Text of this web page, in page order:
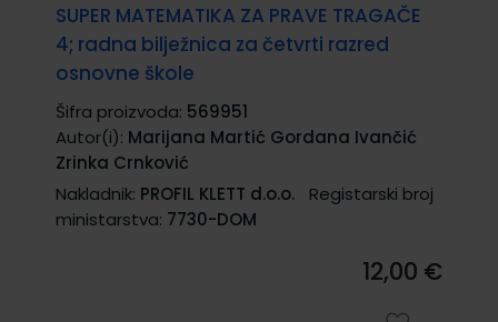
SUPER MATEMATIKA ZA PRAVE TRAGAČE
4; radna bilježnica za četvrti razred
osnovne škole
Šifra proizvoda: 569951
Autor(i): Marijana Martić Gordana Ivančić
Zrinka Crnković
Nakladnik: PROFIL KLETT d.o.o.
Registarski broj
ministarstva: 7730-DOM
12,00 €